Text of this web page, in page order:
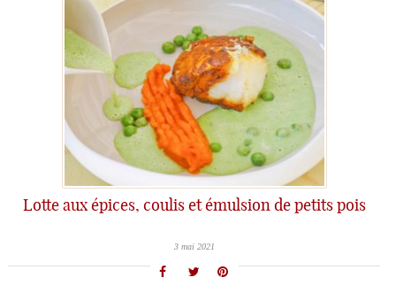
Lotte aux épices, coulis et émulsion de petits pois
3 mai 2021